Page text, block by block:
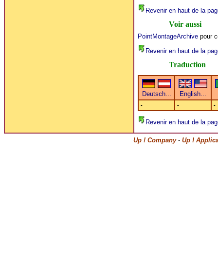
Revenir en haut de la
Voir aussi
PointMontageArchivepour
Revenir en haut de la
Traduction
- - -
Revenir en haut de la
Up ! Company- Up !